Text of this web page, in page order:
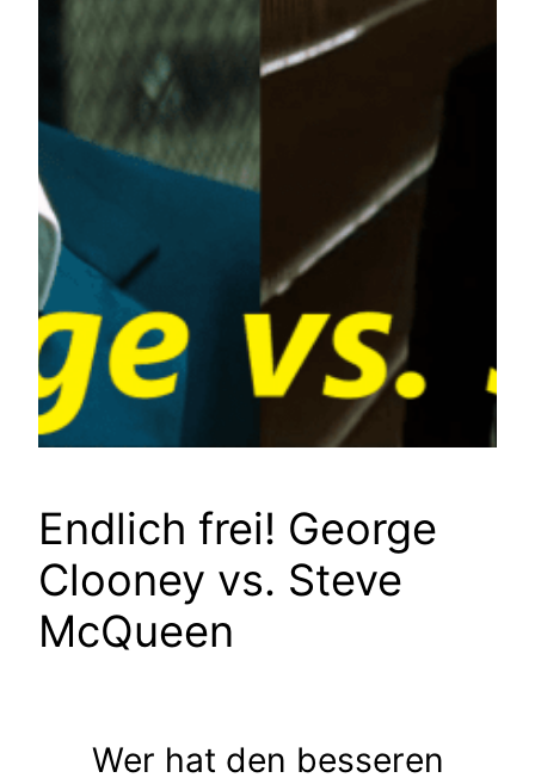
Endlich frei! George
Clooney vs. Steve
McQueen
Wer hat den besseren